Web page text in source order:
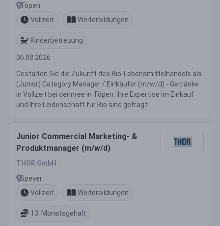
Töpen
Vollzeit
Weiterbildungen
Kinderbetreuung
06.08.2026
Gestalten Sie die Zukunft des Bio-Lebensmittelhandels als
(Junior) Category Manager / Einkäufer (m/w/d) - Getränke
in Vollzeit bei dennree in Töpen. Ihre Expertise im Einkauf
und Ihre Leidenschaft für Bio sind gefragt!
Junior Commercial Marketing- &
Produktmanager (m/w/d)
THOR GmbH
Speyer
Vollzeit
Weiterbildungen
13. Monatsgehalt